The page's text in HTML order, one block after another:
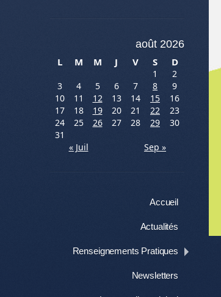
août 2026
L
M M J V S D
1
2
3
4 5 6 7 8
9
10
11 12 13 14 15
16
17
18 19 20 21 22
23
24
25 26 27 28 29
30
31
« Juil
Sep »
Accueil
Actualités
Renseignements Pratiques
Newsletters